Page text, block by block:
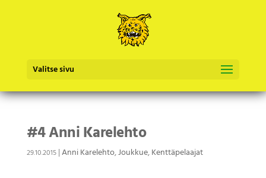
Valitse sivu
#4 Anni Karelehto
29.10.2015|Anni Karelehto,Joukkue,Kenttäpelaajat